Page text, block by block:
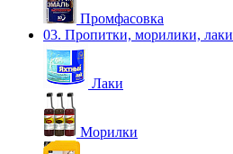
Промфасовка
03. Пропитки, морилики, лаки
Лаки
Морилки